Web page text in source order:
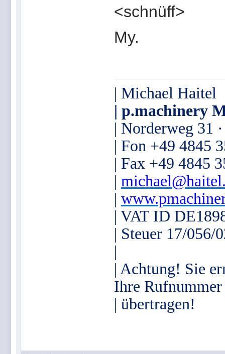
<schnüff>
My.
| Michael Haitel
| p.machinery
| Norderweg 31
| Fon +49 4845
| Fax +49 4845
|
|
| VAT ID
| Steuer 17/056/
|
| Achtung! Sie
Ihre Rufnummer
| übertragen!